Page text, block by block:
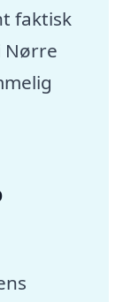
faktisk
Nørre